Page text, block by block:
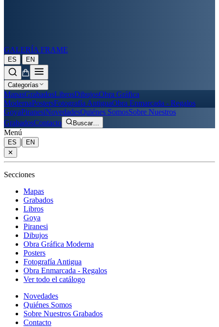
GALERÍA FRAME
ES | EN
Categorías
MapasGrabadosLibrosDibujosObra Gráfica
ModernaPostersFotografía AntiguaObra Enmarcada - Regalos
GoyaPiranesiNovedadesQuiénes SomosSobre Nuestros
GrabadosContacto Buscar…
Menú
ES |
EN
✕
Secciones
Mapas
Grabados
Libros
Goya
Piranesi
Dibujos
Obra Gráfica Moderna
Posters
Fotografía Antigua
Obra Enmarcada - Regalos
Ver todo el catálogo
Novedades
Quiénes Somos
Sobre Nuestros Grabados
Contacto